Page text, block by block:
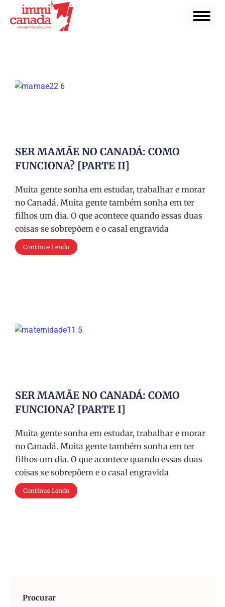
SER MAMÃE NO CANADÁ: COMO
FUNCIONA? [PARTE II]
Muita gente sonha em estudar, trabalhar e morar
no Canadá. Muita gente também sonha em ter
filhos um dia. O que acontece quando essas duas
coisas se sobrepõem e o casal engravida
Continue Lendo
SER MAMÃE NO CANADÁ: COMO
FUNCIONA? [PARTE I]
Muita gente sonha em estudar, trabalhar e morar
no Canadá. Muita gente também sonha em ter
filhos um dia. O que acontece quando essas duas
coisas se sobrepõem e o casal engravida
Continue Lendo
Procurar